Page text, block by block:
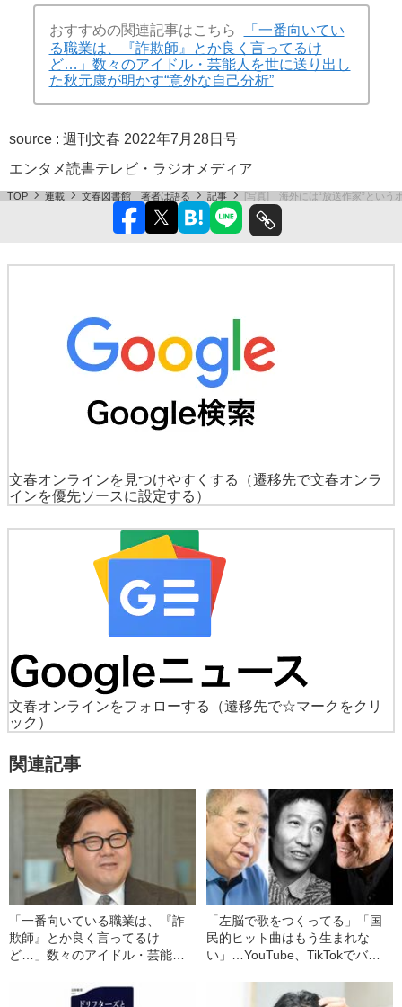
おすすめの関連記事はこちら
「一番向いてい
る職業は、『詐欺師』とか良く言ってるけ
ど…」数々のアイドル・芸能人を世に送り出し
た秋元康が明かす“意外な自己分析”
source : 週刊文春 2022年7月28日号
エンタメ読書テレビ・ラジオ メディア
TOP 連載 文春図書館 著者は語る 記事 [写真]「海外には“放送作家”とい
文春オンラインを見つけやすくする
（遷移先で文春オンラ
インを優先ソースに設定する）
文春オンラインをフォローする
（遷移先で☆マークをクリ
ック）
関連記事
「一番向いている職業は、『詐
欺師』とか良く言ってるけ
ど…」数々のアイドル・芸能人
す“意外な自己分析”
「左脳で歌をつくってる」「国
民的ヒット曲はもう生まれな
い」…YouTube、TikTokでバズ
呈していた“苦言”